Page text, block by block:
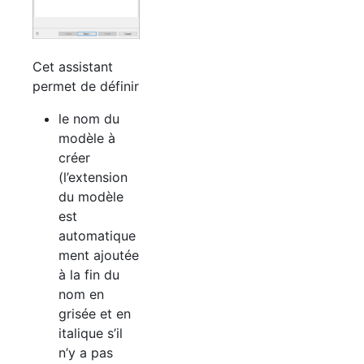
Cet assistant
permet de définir
le nom du
modèle à
créer
(l’extension
du modèle
est
automatique
ment ajoutée
à la fin du
nom en
grisée et en
italique s’il
n’y a pas